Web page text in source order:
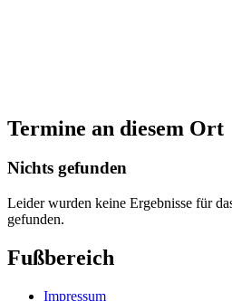
Termine an diesem Ort
Nichts gefunden
Leider wurden keine Ergebnisse für
gefunden.
Fußbereich
Impressum